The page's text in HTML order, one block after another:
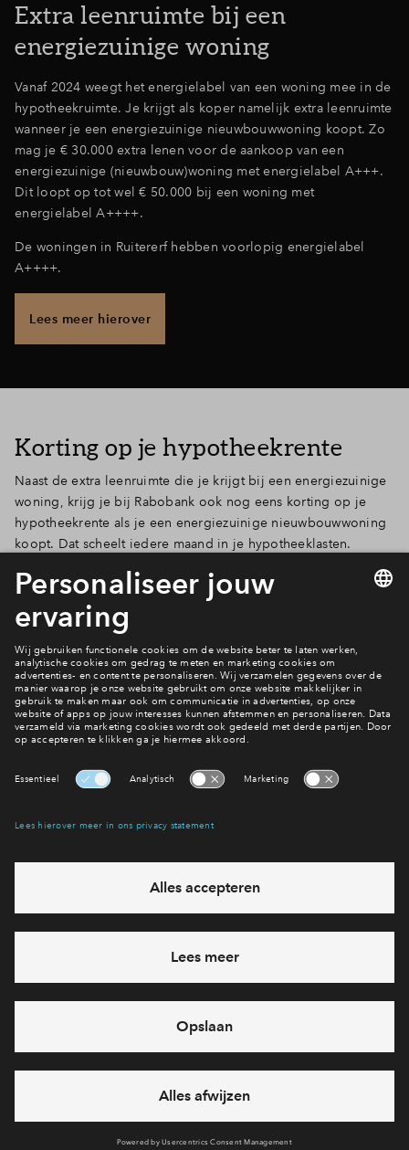
Extra leenruimte bij een
energiezuinige woning
Vanaf 2024 weegt het energielabel van een woning mee in de
hypotheekruimte. Je krijgt als koper namelijk extra leenruimte
wanneer je een energiezuinige nieuwbouwwoning koopt. Zo
mag je € 30.000 extra lenen voor de aankoop van een
energiezuinige (nieuwbouw)woning met energielabel A+++.
Dit loopt op tot wel € 50.000 bij een woning met
energielabel A++++.
De woningen in Ruitererf hebben voorlopig energielabel
A++++.
Lees meer hierover
Korting op je hypotheekrente
Naast de extra leenruimte die je krijgt bij een energiezuinige
woning, krijg je bij Rabobank ook nog eens korting op je
hypotheekrente als je een energiezuinige nieuwbouwwoning
koopt. Dat scheelt iedere maand in je hypotheeklasten.
Rabobank helpt je graag met dit inzicht en de financiële
check! Lees hiermeer over de financiële check en vraag
direct de financiële check
Wonen in Ruitererf?
Bekijk het woningaanbod
eventuele projecten
Ja, ik wil mij aanmelden
Heb je een vraag en wil je direct antwoord? Bel ons op088 -
71 22 899
6 dagen per week beschikbaar (behalve tijdens
feestdagen)
vandaag van 10:00 - 13:00 uur